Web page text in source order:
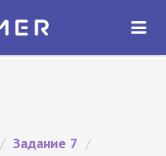
ОТКРЫТЬ
/ Задание 7 /